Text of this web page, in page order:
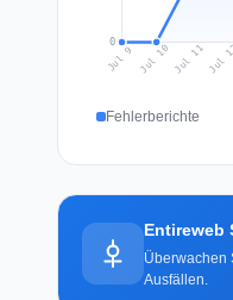
0
Jul 9 Jul 10 Jul 11Jul
Fehlerberichte
Entireweb
Überwachen
Ausfällen.